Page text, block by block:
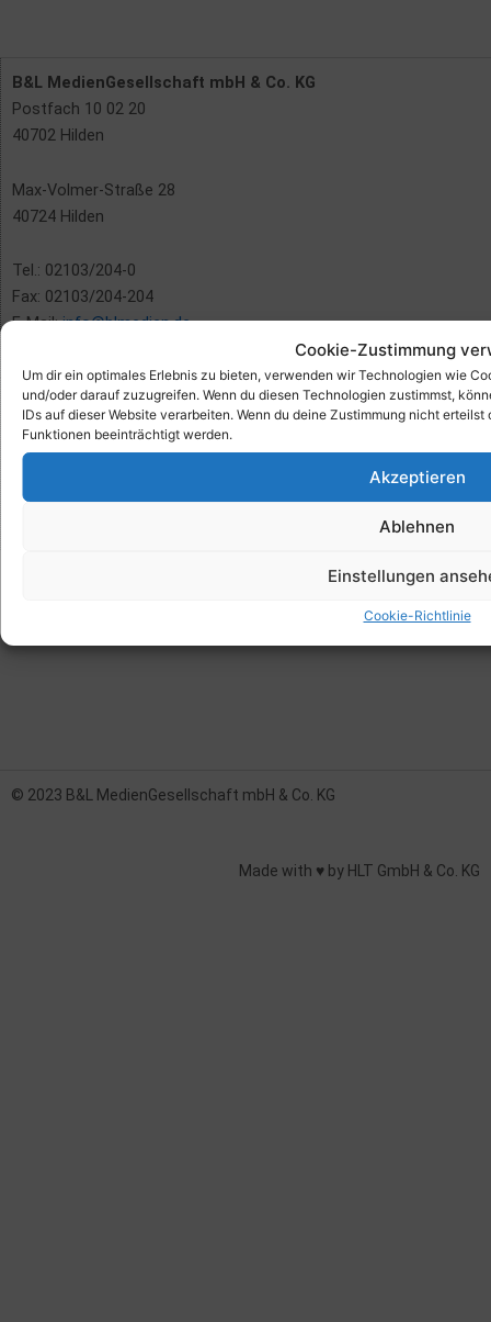
Cookie-Zustimmung
Um dir ein optimales Erlebnis zu bieten, verwenden wir Technologien wie
und/oder darauf zuzugreifen. Wenn du diesen Technologien zustimmst,
IDs auf dieser Website verarbeiten. Wenn du deine Zustimmung nicht
Funktionen beeinträchtigt werden.
Akzeptieren
Ablehnen
Einstellungen
Cookie-Richtlinie
B&L MedienGesellschaft mbH & Co. KG
Postfach 10 02 20
40702 Hilden
Max-Volmer-Straße 28
40724 Hilden
Tel.: 02103/204-0
Fax: 02103/204-204
E-Mail:info@blmedien.de
Rezepte
© 2023 B&L MedienGesellschaft mbH & Co. KG
Made with ♥ by HLT GmbH & Co. KG